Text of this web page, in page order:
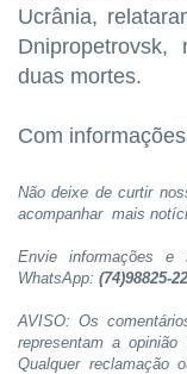
Ucrânia,
duas mortes.
Com
Não deixe de curtir
acompanhar mais
Envie informações
WhatsApp: (74)98825-
AVISO: Os
representam a
Qualquer reclamação